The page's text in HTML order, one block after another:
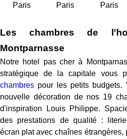
Paris
Paris
Paris
Les chambres de
Montparnasse
Notre hotel pas cher à
stratégique de la capitale vous
chambres pour les petits budgets.
nouvelle décoration de nos 19
d'inspiration Louis Philippe.
des prestations de qualité :
écran plat avec chaînes